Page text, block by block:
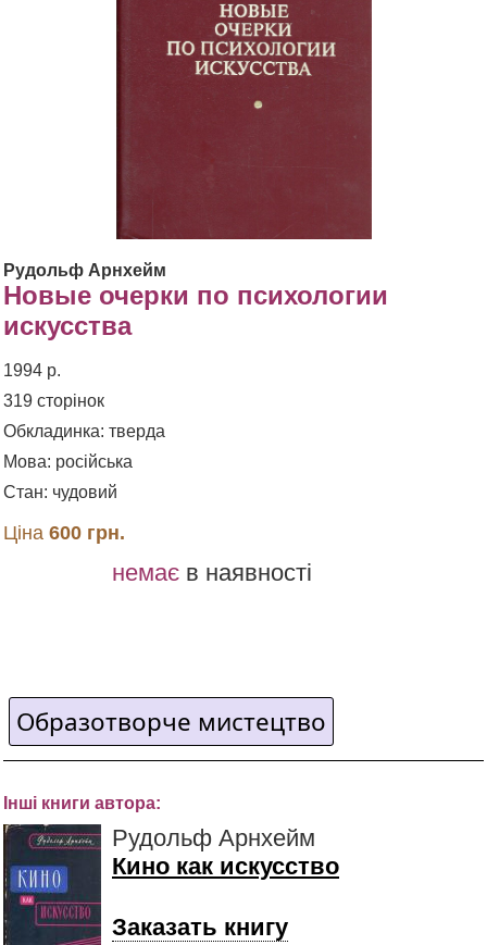
Рудольф Арнхейм
Новые очерки по психологии
искусства
1994 р.
319 сторінок
Обкладинка: тверда
Мова: російська
Стан: чудовий
Ціна 600 грн.
немає в наявності
Образотворче мистецтво
Інші книги автора:
Рудольф Арнхейм
Кино как искусство
Заказать книгу